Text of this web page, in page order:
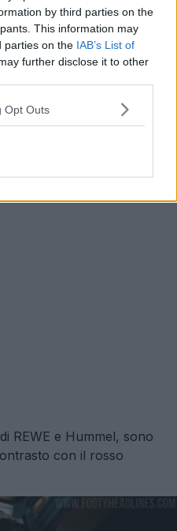
by third parties on the
This information may
parties on the IAB’s List of
further disclose it to other
Opt Outs
REWE e Hummel, sono
con il rosso